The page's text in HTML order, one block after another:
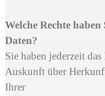
Welche Rechte
Daten?
Sie haben jederzeit
Auskunft über
Ihrer